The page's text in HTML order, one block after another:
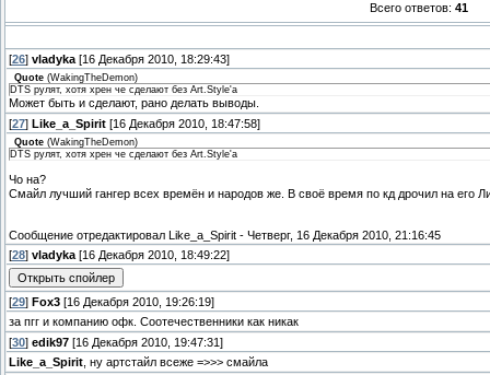
Всего ответов: 41
[26] vladyka [16 Декабря 2010, 18:29:43]
Quote (WakingTheDemon)
DTS рулят, хотя хрен че сделают без Art.Style'а
Может быть и сделают, рано делать выводы.
[27] Like_a_Spirit [16 Декабря 2010, 18:47:58]
Quote (WakingTheDemon)
DTS рулят, хотя хрен че сделают без Art.Style'а
Чо на?
Смайл лучший гангер всех времён и народов же. В своё время по кд дрочил на его
Сообщение отредактировал Like_a_Spirit - Четверг, 16 Декабря 2010, 21:16:45
[28] vladyka [16 Декабря 2010, 18:49:22]
[29] Fox3 [16 Декабря 2010, 19:26:19]
за пгг и компанию офк. Соотечественники как никак
[30] edik97 [16 Декабря 2010, 19:47:31]
Like_a_Spirit , ну артстайл всеже =>>> смайла